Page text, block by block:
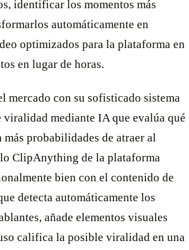
identificar los momentos más
automáticamente en
optimizados para la plataforma en
en lugar de horas.
mercado con su sofisticado sistema
viralidad mediante IA que evalúa qué
más probabilidades de atraer al
ClipAnything de la plataforma
bien con el contenido de
detecta automáticamente los
añade elementos visuales
califica la posible viralidad en una